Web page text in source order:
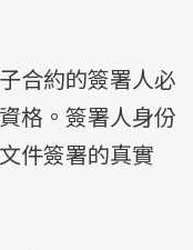
合約的簽署人必
格。簽署人身份
件簽署的真實